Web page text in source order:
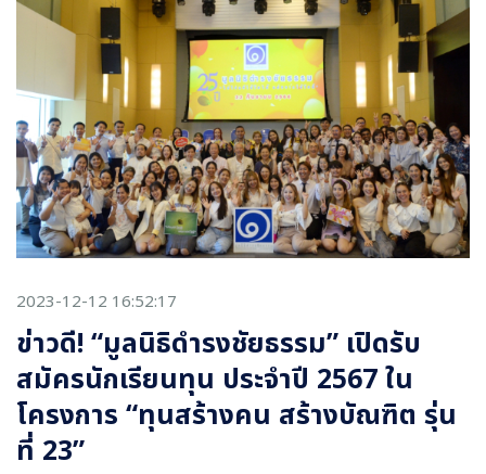
2023-12-12 16:52:17
ข่าวดี! “มูลนิธิดำรงชัยธรรม” เปิดรับ
สมัครนักเรียนทุน ประจำปี 2567 ใน
โครงการ “ทุนสร้างคน สร้างบัณฑิต รุ่น
ที่ 23”